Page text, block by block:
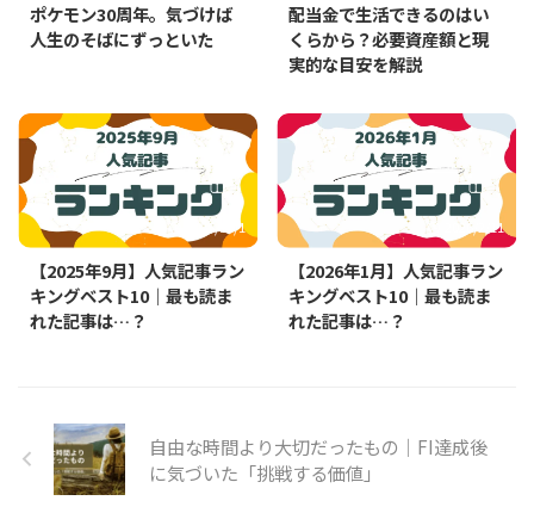
ポケモン30周年。気づけば
人生のそばにずっといた
配当金で生活できるのはい
くらから？必要資産額と現
実的な目安を解説
2025/10/1
【2025年9月】人気記事ラン
キングベスト10｜最も読ま
れた記事は…？
2026/2/11
【2026年1月】人気記事ラン
キングベスト10｜最も読ま
れた記事は…？
自由な時間より大切だったもの｜FI達成後
に気づいた「挑戦する価値」